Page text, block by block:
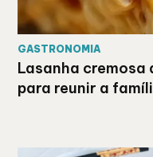
GASTRONOMIA
Lasanha
para reunir a